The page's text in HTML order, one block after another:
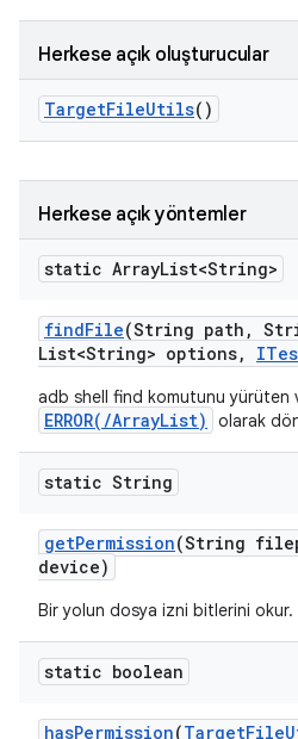
Herkese açık oluşturucular
TargetFileUtils()
Herkese açık yöntemler
static ArrayList<String>
findFile(String path ,
List<String> options,
adb shell find komutunu yürüten
ERROR(/ArrayList) olarak
static String
getPermission(String
device)
Bir yolun dosya izni bitlerini okur.
static boolean
hasPermission(TargetFile